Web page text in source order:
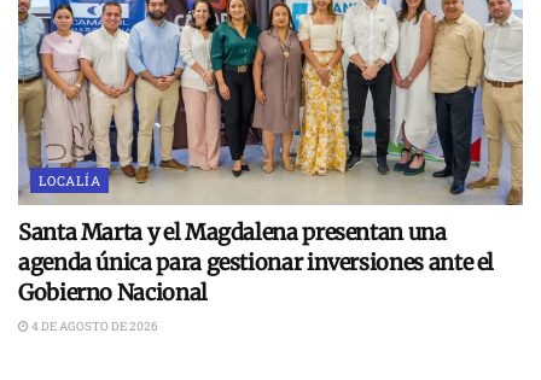
LOCALÍA
Santa Marta y el Magdalena presentan una
agenda única para gestionar inversiones ante el
Gobierno Nacional
4 DE AGOSTO DE 2026